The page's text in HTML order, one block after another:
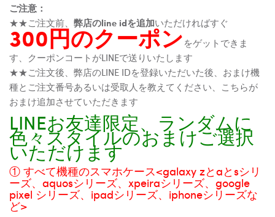
ご注意：
★★ご注文前、 弊店のline idを追加いただければすぐ
300円のクーポンをゲットできま
す、クーポンコートがLINEで送りいたします
★★ご注文後、弊店のLINE IDを登録いただいた後、おまけ機
種とご注文番号あるいは受取人を教えてください、こちらが
おまけ追加させていただきます
LINEお友達限定、ランダムに
色々スタイルのおまけご選択
いただけます
① すべて機種のスマホケース<galaxy zとaとsシリ
ーズ、aquosシリーズ、xpeiraシリーズ、google
pixel シリーズ、ipadシリーズ、iphoneシリーズな
ど>